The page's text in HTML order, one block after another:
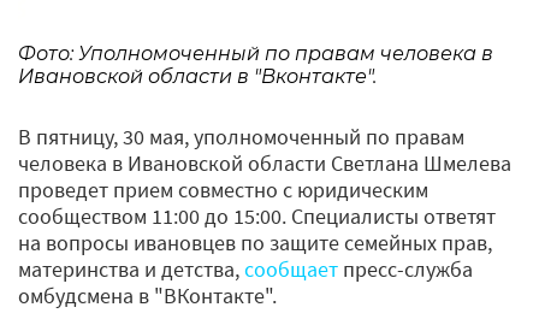
Фото: Уполномоченный по правам человека в
Ивановской области в "Вконтакте".
В пятницу, 30 мая, уполномоченный по правам
человека в Ивановской области Светлана Шмелева
проведет прием совместно с юридическим
сообществом 11:00 до 15:00. Специалисты ответят
на вопросы ивановцев по защите семейных прав,
материнства и детства,сообщает пресс-служба
омбудсмена в "ВКонтакте".